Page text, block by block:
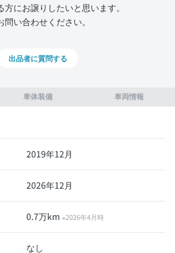
車体装備 車両情報
2019年12月
2026年12月
0.7万km※2026年4月時
なし
にお譲りしたいと思います。
い合わせください。
出品者に質問する